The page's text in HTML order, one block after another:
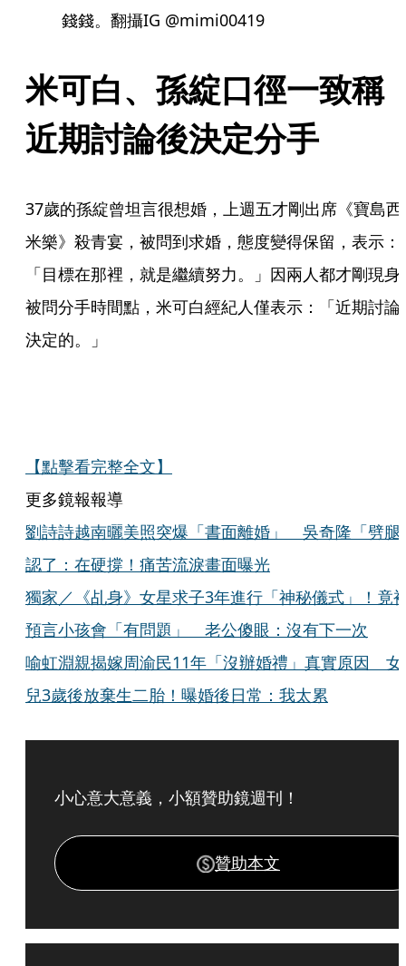
錢錢。翻攝IG @mimi00419
米可白、孫綻口徑一致稱
近期討論後決定分手
37歲的孫綻曾坦言很想婚，上週五才剛出席《寶島西
米樂》殺青宴，被問到求婚，態度變得保留，表示：
「目標在那裡，就是繼續努力。」因兩人都才剛現身
被問分手時間點，米可白經紀人僅表示：「近期討論
決定的。」
【點擊看完整全文】
更多鏡報報導
劉詩詩越南曬美照突爆「書面離婚」 吳奇隆「劈腿
認了：在硬撐！痛苦流淚畫面曝光
獨家／《乩身》女星求子3年進行「神秘儀式」！竟
預言小孩會「有問題」 老公傻眼：沒有下一次
喻虹淵親揭嫁周渝民11年「沒辦婚禮」真實原因 女
兒3歲後放棄生二胎！曝婚後日常：我太累
小心意大意義，小額贊助鏡週刊！
贊助本文